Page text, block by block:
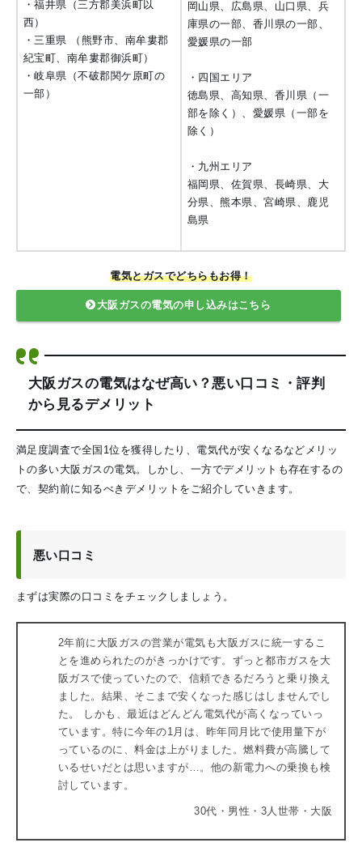
・福井県（三方郡美浜町以
西）
・三重県 （熊野市、南牟婁郡
紀宝町、南牟婁郡御浜町）
・岐阜県（不破郡関ケ原町の
一部）
岡山県、広島県、山口県、兵
庫県の一部、香川県の一部、
愛媛県の一部
・四国エリア
徳島県、高知県、香川県（一
部を除く）、愛媛県（一部を
除く）
・九州エリア
福岡県、佐賀県、長崎県、大
分県、熊本県、宮崎県、鹿児
島県
電気とガスでどちらもお得！
大阪ガスの電気の申し込みはこちら
大阪ガスの電気はなぜ高い？悪い口コミ・評判
から見るデメリット
満足度調査で全国1位を獲得したり、電気代が安くなるなどメリッ
トの多い大阪ガスの電気。しかし、一方でデメリットも存在するの
で、契約前に知るべきデメリットをご紹介していきます。
悪い口コミ
まずは実際の口コミをチェックしましょう。
2年前に大阪ガスの営業が電気も大阪ガスに統一するこ
とを進められたのがきっかけです。ずっと都市ガスを大
阪ガスで使っていたので、信頼できるだろうと乗り換え
ました。結果、そこまで安くなった感じはしませんでし
た。 しかも、最近はどんどん電気代が高くなっていっ
ています。特に今年の1月は、昨年同月比で使用量下が
っているのに、料金は上がりました。燃料費が高騰して
いるせいだとは思いますが…。他の新電力への乗換も検
討しています。
30代・男性・3人世帯・大阪